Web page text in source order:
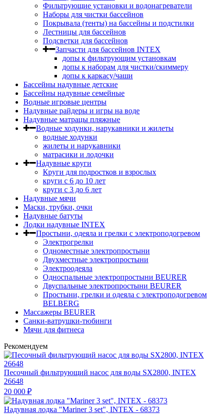
Фильтрующие установки и водонагреватели
Наборы для чистки бассейнов
Покрывала (тенты) на бассейны и подстилки
Лестницы для бассейнов
Подсветки для бассейнов
Запчасти для бассейнов INTEX
допы к фильтрующим установкам
допы к наборам для чистки/скиммеру
допы к каркасу/чаши
Бассейны надувные детские
Бассейны надувные семейные
Водные игровые центры
Надувные райдеры и игры на воде
Надувные матрацы пляжные
Водные ходунки, нарукавники и жилеты
водные ходунки
жилеты и нарукавники
матрасики и лодочки
Надувные круги
Круги для подростков и взрослых
круги с 6 до 10 лет
круги c 3 до 6 лет
Надувные мячи
Маски, трубки, очки
Надувные батуты
Лодки надувные INTEX
Простыни, одеяла и грелки с электроподогревом
Электрогрелки
Одноместные электропростыни
Двухместные электропростыни
Электроодеяла
Односпальные электропростыни BEURER
Двуспальные электропростыни BEURER
Простыни, грелки и одеяла с электроподогревом
BELBERG
Массажеры BEURER
Санки-ватрушки-тюбинги
Мячи для фитнеса
Рекомендуем
Песочный фильтрующий насос для воды SX2800, INTEX
26648
20 000 ₽
Надувная лодка "Mariner 3 set", INTEX - 68373